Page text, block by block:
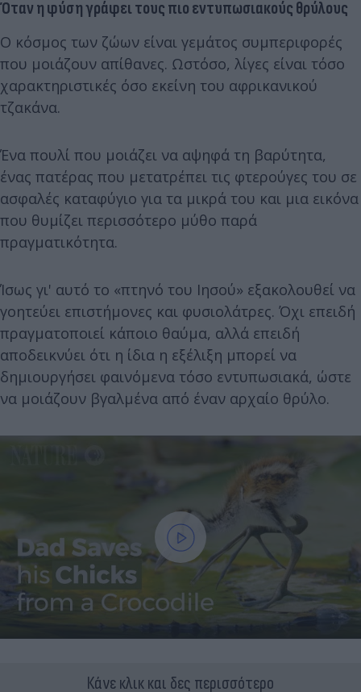
Όταν η φύση γράφει τους πιο εντυπωσιακούς θρύλους
Ο κόσμος των ζώων είναι γεμάτος συμπεριφορές
που μοιάζουν απίθανες. Ωστόσο, λίγες είναι τόσο
χαρακτηριστικές όσο εκείνη του αφρικανικού
τζακάνα.
Ένα πουλί που μοιάζει να αψηφά τη βαρύτητα,
ένας πατέρας που μετατρέπει τις φτερούγες του σε
ασφαλές καταφύγιο για τα μικρά του και μια εικόνα
που θυμίζει περισσότερο μύθο παρά
πραγματικότητα.
Ίσως γι' αυτό το «πτηνό του Ιησού» εξακολουθεί να
γοητεύει επιστήμονες και φυσιολάτρες. Όχι επειδή
πραγματοποιεί κάποιο θαύμα, αλλά επειδή
αποδεικνύει ότι η ίδια η εξέλιξη μπορεί να
δημιουργήσει φαινόμενα τόσο εντυπωσιακά, ώστε
να μοιάζουν βγαλμένα από έναν αρχαίο θρύλο.
Κάνε κλικ και δες περισσότερο